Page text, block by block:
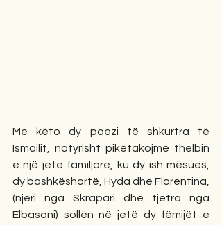
Me këto dy poezi të shkurtra të
Ismailit, natyrisht pikëtakojmë thelbin
e një jete familjare, ku dy ish mësues,
dy bashkëshortë, Hyda dhe Fiorentina,
(njëri nga Skrapari dhe tjetra nga
Elbasani) sollën në jetë dy fëmijët e